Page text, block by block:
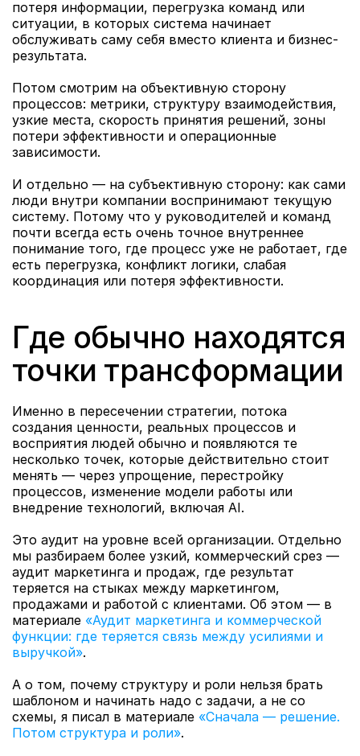
потеря информации, перегрузка команд или
ситуации, в которых система начинает
обслуживать саму себя вместо клиента и бизнес-
результата.
Потом смотрим на объективную сторону
процессов: метрики, структуру взаимодействия,
узкие места, скорость принятия решений, зоны
потери эффективности и операционные
зависимости.
И отдельно — на субъективную сторону: как сами
люди внутри компании воспринимают текущую
систему. Потому что у руководителей и команд
почти всегда есть очень точное внутреннее
понимание того, где процесс уже не работает, где
есть перегрузка, конфликт логики, слабая
координация или потеря эффективности.
Где обычно находятся
точки трансформации
Именно в пересечении стратегии, потока
создания ценности, реальных процессов и
восприятия людей обычно и появляются те
несколько точек, которые действительно стоит
менять — через упрощение, перестройку
процессов, изменение модели работы или
внедрение технологий, включая AI.
Это аудит на уровне всей организации. Отдельно
мы разбираем более узкий, коммерческий срез —
аудит маркетинга и продаж, где результат
теряется на стыках между маркетингом,
продажами и работой с клиентами. Об этом — в
материале «Аудит маркетинга и коммерческой
функции: где теряется связь между усилиями и
выручкой».
А о том, почему структуру и роли нельзя брать
шаблоном и начинать надо с задачи, а не со
схемы, я писал в материале «Сначала — решение.
Потом структура и роли».